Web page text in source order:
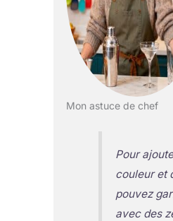
Mon astuce de chef
Pour
couleur et
pouvez
avec des